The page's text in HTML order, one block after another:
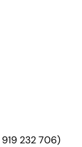
232 706)